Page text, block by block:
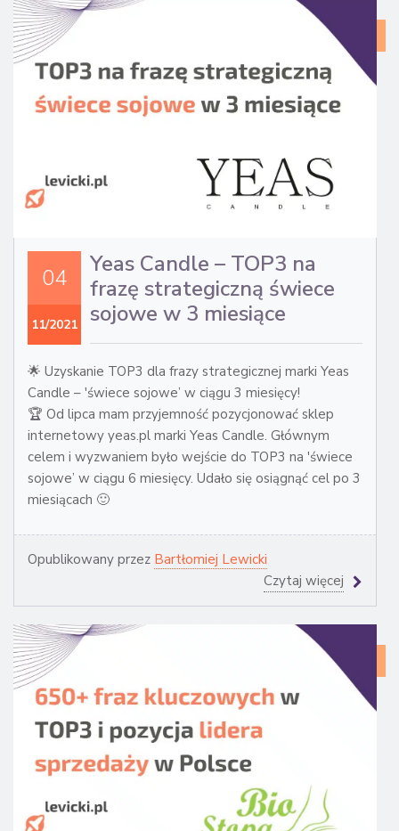
04
11/2021
Yeas Candle – TOP3 na
frazę strategiczną świece
sojowe w 3 miesiące
🌟 Uzyskanie TOP3 dla frazy strategicznej marki Yeas
Candle – 'świece sojowe’ w ciągu 3 miesięcy!
🏆 Od lipca mam przyjemność pozycjonować sklep
internetowy yeas.pl marki Yeas Candle. Głównym
celem i wyzwaniem było wejście do TOP3 na 'świece
sojowe’ w ciągu 6 miesięcy. Udało się osiągnąć cel po 3
miesiącach 🙂
Opublikowany przez Bartłomiej Lewicki
Czytaj więcej